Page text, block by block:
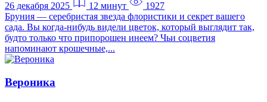
26 декабря 2025 12 минут
1927
Бруния — серебристая звезда флористики и секрет вашего
сада. Вы когда-нибудь видели цветок, который выглядит так,
будто только что припорошен инеем? Чьи соцветия
напоминают крошечные,...
Вероника